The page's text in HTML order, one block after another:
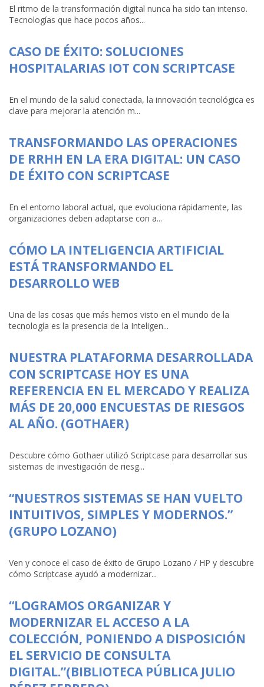
El ritmo de la transformación digital nunca ha sido tan intenso.
Tecnologías que hace pocos años...
CASO DE ÉXITO: SOLUCIONES
HOSPITALARIAS IOT CON SCRIPTCASE
En el mundo de la salud conectada, la innovación tecnológica es
clave para mejorar la atención m...
TRANSFORMANDO LAS OPERACIONES
DE RRHH EN LA ERA DIGITAL: UN CASO
DE ÉXITO CON SCRIPTCASE
En el entorno laboral actual, que evoluciona rápidamente, las
organizaciones deben adaptarse con a...
CÓMO LA INTELIGENCIA ARTIFICIAL
ESTÁ TRANSFORMANDO EL
DESARROLLO WEB
Una de las cosas que más hemos visto en el mundo de la
tecnología es la presencia de la Inteligen...
NUESTRA PLATAFORMA DESARROLLADA
CON SCRIPTCASE HOY ES UNA
REFERENCIA EN EL MERCADO Y REALIZA
MÁS DE 20,000 ENCUESTAS DE RIESGOS
AL AÑO. (GOTHAER)
Descubre cómo Gothaer utilizó Scriptcase para desarrollar sus
sistemas de investigación de riesg...
“NUESTROS SISTEMAS SE HAN VUELTO
INTUITIVOS, SIMPLES Y MODERNOS.”
(GRUPO LOZANO)
Ven y conoce el caso de éxito de Grupo Lozano / HP y descubre
cómo Scriptcase ayudó a modernizar...
“LOGRAMOS ORGANIZAR Y
MODERNIZAR EL ACCESO A LA
COLECCIÓN, PONIENDO A DISPOSICIÓN
EL SERVICIO DE CONSULTA
DIGITAL.”(BIBLIOTECA PÚBLICA JULIO